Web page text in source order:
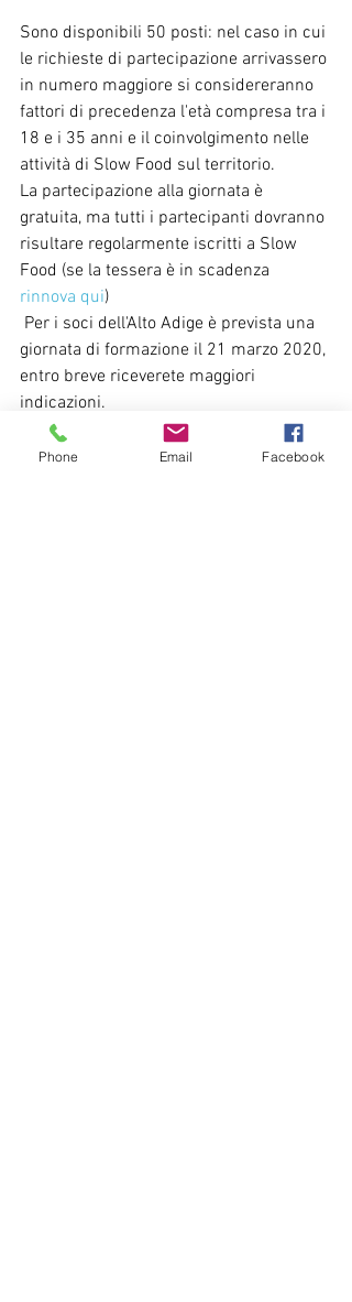
Sono disponibili 50 posti: nel caso in cui
le richieste di partecipazione arrivassero
in numero maggiore si considereranno
fattori di precedenza l'età compresa tra i
18 e i 35 anni e il coinvolgimento nelle
attività di Slow Food sul territorio.
La partecipazione alla giornata è
gratuita, ma tutti i partecipanti dovranno
risultare regolarmente iscritti a Slow
Food (se la tessera è in scadenza
rinnova qui)
giornata di formazione il 21 marzo 2020,
entro breve riceverete maggiori
indicazioni.
Per informazione e chiarimenti: Nicola
Fattibene
Phone Email Facebook